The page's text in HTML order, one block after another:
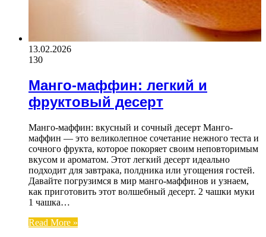
13.02.2026
130
Манго-маффин: легкий и
фруктовый десерт
Манго-маффин: вкусный и сочный десерт Манго-
маффин — это великолепное сочетание нежного теста и
сочного фрукта, которое покоряет своим неповторимым
вкусом и ароматом. Этот легкий десерт идеально
подходит для завтрака, полдника или угощения гостей.
Давайте погрузимся в мир манго-маффинов и узнаем,
как приготовить этот волшебный десерт. 2 чашки муки
1 чашка…
Read More »